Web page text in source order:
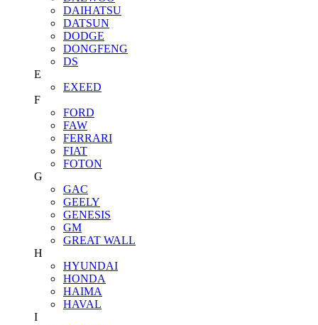
DAIHATSU
DATSUN
DODGE
DONGFENG
DS
E
EXEED
F
FORD
FAW
FERRARI
FIAT
FOTON
G
GAC
GEELY
GENESIS
GM
GREAT WALL
H
HYUNDAI
HONDA
HAIMA
HAVAL
I